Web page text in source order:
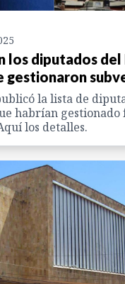
los diputados
gestionaron
la lista de
habrían gestionado
los detalles.